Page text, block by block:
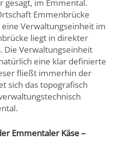
gesagt, im Emmental.
Emmenbrücke
Verwaltungseinheit im
liegt in direkter
Die Verwaltungseinheit
eine klar definierte
fließt immerhin der
sich das topografisch
Emmentaler Käse –